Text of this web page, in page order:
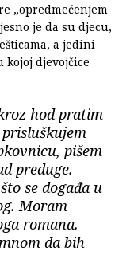
„opredmećenjem
je da su djecu,
a jedini
djevojčice
hod pratim
pišem
preduge.
se događa u
Moram
romana.
da bih